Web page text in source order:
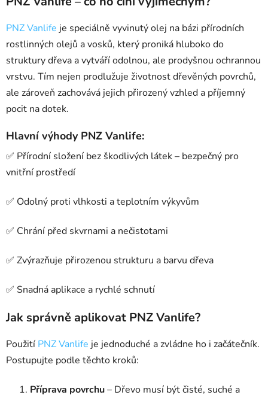
PNZ Vanlife je speciálně vyvinutý olej na bázi přírodních
rostlinných olejů a vosků, který proniká hluboko do
struktury dřeva a vytváří odolnou, ale prodyšnou ochrannou
vrstvu. Tím nejen prodlužuje životnost dřevěných povrchů,
ale zároveň zachovává jejich přirozený vzhled a příjemný
pocit na dotek.
Hlavní výhody PNZ Vanlife:
✅ Přírodní složení bez škodlivých látek – bezpečný pro
vnitřní prostředí
✅ Odolný proti vlhkosti a teplotním výkyvům
✅ Chrání před skvrnami a nečistotami
✅ Zvýrazňuje přirozenou strukturu a barvu dřeva
✅ Snadná aplikace a rychlé schnutí
Jak správně aplikovat PNZ Vanlife?
Použití PNZ Vanlife je jednoduché a zvládne ho i začátečník.
Postupujte podle těchto kroků:
Příprava povrchu– Dřevo musí být čisté, suché a